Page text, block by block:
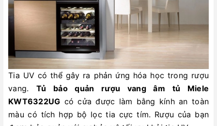
Tia UV có thể gây ra phản ứng hóa học trong rượu
vang. Tủ bảo quản rượu vang âm tủ Miele
KWT6322UG có cửa được làm bằng kính an toàn
màu có tích hợp bộ lọc tia cực tím. Rượu của bạn